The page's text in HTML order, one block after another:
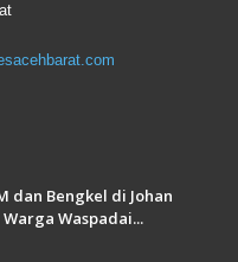
dan Bengkel di Johan
Waspadai...